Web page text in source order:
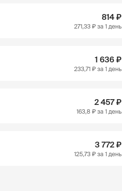
814 ₽
271,33 ₽ за 1 день
1 636 ₽
233,71 ₽ за 1 день
2 457 ₽
163,8 ₽ за 1 день
3 772 ₽
125,73 ₽ за 1 день